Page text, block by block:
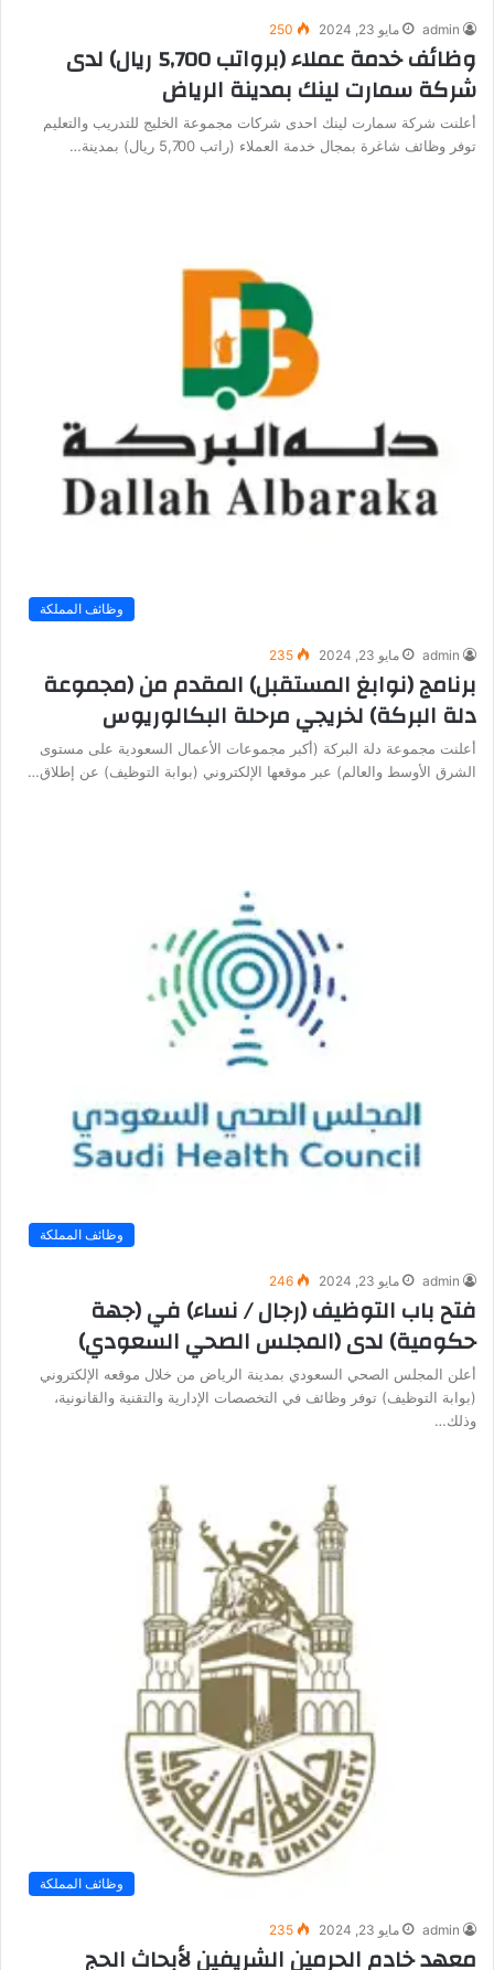
admin مايو 23, 2024 250
وظائف خدمة عملاء (برواتب 5,700 ريال) لدى
شركة سمارت لينك بمدينة الرياض
أعلنت شركة سمارت لينك احدى شركات مجموعة الخليج للتدريب والتعليم
توفر وظائف شاغرة بمجال خدمة العملاء (راتب 5,700 ريال) بمدينة…
وظائف المملكة
admin مايو 23, 2024 235
برنامج (نوابغ المستقبل) المقدم من (مجموعة
دلة البركة) لخريجي مرحلة البكالوريوس
أعلنت مجموعة دلة البركة (أكبر مجموعات الأعمال السعودية على مستوى
الشرق الأوسط والعالم) عبر موقعها الإلكتروني (بوابة التوظيف) عن إطلاق…
وظائف المملكة
admin مايو 23, 2024 246
فتح باب التوظيف (رجال / نساء) في (جهة
حكومية) لدى (المجلس الصحي السعودي)
أعلن المجلس الصحي السعودي بمدينة الرياض من خلال موقعه الإلكتروني
(بوابة التوظيف) توفر وظائف في التخصصات الإدارية والتقنية والقانونية،
وذلك…
وظائف المملكة
admin مايو 23, 2024 235
معهد خادم الحرمين الشريفين لأبحاث الحج